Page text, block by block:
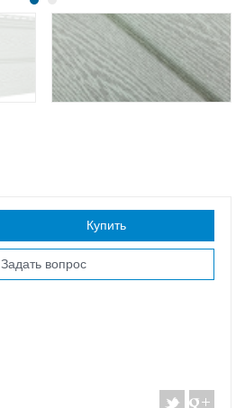
Купить
Задать вопрос